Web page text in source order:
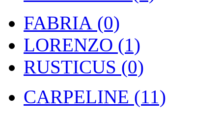
FABRIA (0)
LORENZO (1)
RUSTICUS (0)
CARPELINE (11)